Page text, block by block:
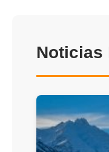
Noticias